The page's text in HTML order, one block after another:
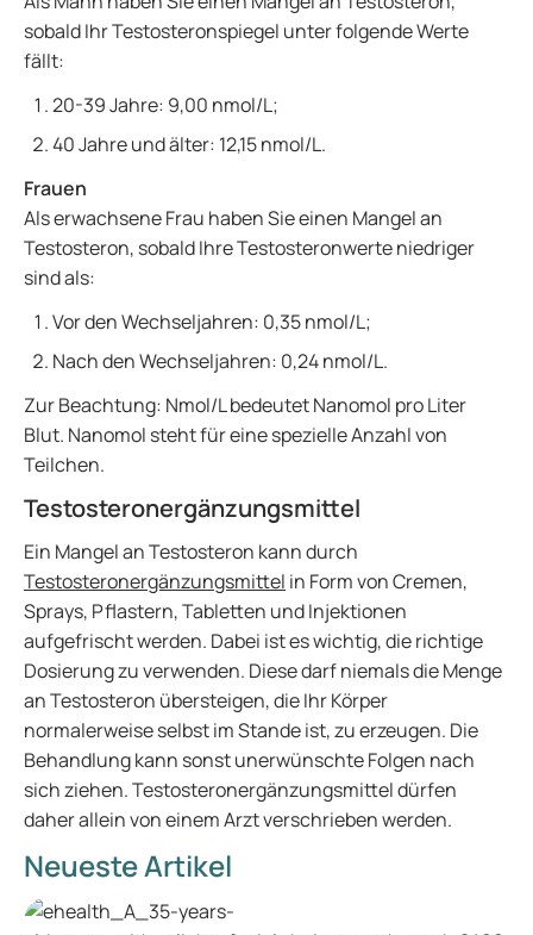
sobald Ihr Testosteronspiegel unter folgende Werte
fällt:
20-39 Jahre: 9,00 nmol/L;
40 Jahre und älter: 12,15 nmol/L.
Frauen
Als erwachsene Frau haben Sie einen Mangel an
Testosteron, sobald Ihre Testosteronwerte niedriger
sind als:
Vor den Wechseljahren: 0,35 nmol/L;
Nach den Wechseljahren: 0,24 nmol/L.
Zur Beachtung: Nmol/L bedeutet Nanomol pro Liter
Blut. Nanomol steht für eine spezielle Anzahl von
Teilchen.
Testosteronergänzungsmittel
Ein Mangel an Testosteron kann durch
Testosteronergänzungsmittel in Form von Cremen,
Sprays, Pflastern, Tabletten und Injektionen
aufgefrischt werden. Dabei ist es wichtig, die richtige
Dosierung zu verwenden. Diese darf niemals die Menge
an Testosteron übersteigen, die Ihr Körper
normalerweise selbst im Stande ist, zu erzeugen. Die
Behandlung kann sonst unerwünschte Folgen nach
sich ziehen. Testosteronergänzungsmittel dürfen
daher allein von einem Arzt verschrieben werden.
Neueste Artikel